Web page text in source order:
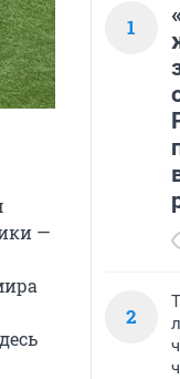
—
1
2